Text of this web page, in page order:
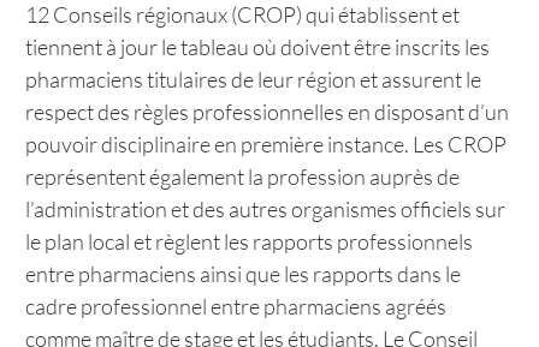
12 Conseils régionaux (CROP) qui établissent et
tiennent à jour le tableau où doivent être inscrits les
pharmaciens titulaires de leur région et assurent le
respect des règles professionnelles en disposant d’un
pouvoir disciplinaire en première instance. Les CROP
représentent également la profession auprès de
l’administration et des autres organismes officiels sur
le plan local et règlent les rapports professionnels
entre pharmaciens ainsi que les rapports dans le
cadre professionnel entre pharmaciens agréés
comme maître de stage et les étudiants. Le Conseil